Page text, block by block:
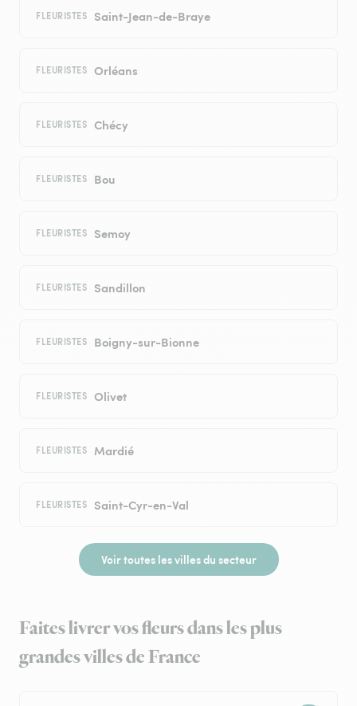
FLEURISTES Saint-Jean-de-Braye
FLEURISTES Orléans
FLEURISTES Chécy
FLEURISTES Bou
FLEURISTES Semoy
FLEURISTES Sandillon
FLEURISTES Boigny-sur-Bionne
FLEURISTES Olivet
FLEURISTES Mardié
FLEURISTES Saint-Cyr-en-Val
Voir toutes les villes du secteur
Faites livrer vos fleurs dans les plus
grandes villes de France